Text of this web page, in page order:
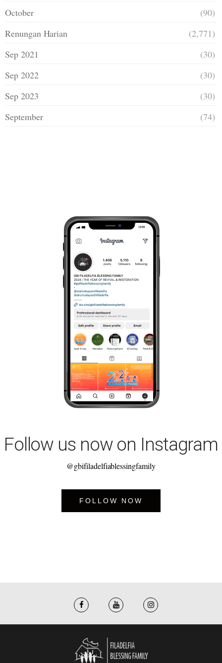
October
(90)
Renungan Harian
(2,771)
Sep 2021
(30)
Sep 2022
(30)
Sep 2023
(30)
September
(74)
Follow us now on Instagram
@gbifiladelfiablessingfamily
FOLLOW NOW